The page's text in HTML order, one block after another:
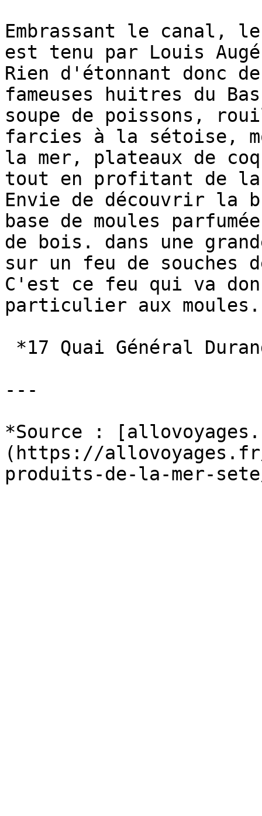
Embrassant le canal,
est tenu par Louis
Rien d'étonnant donc
fameuses huitres du
soupe de poissons,
farcies à la sétoise,
la mer, plateaux de
tout en profitant de
Envie de découvrir la
base de moules
de bois. dans une
sur un feu de souches
C'est ce feu qui va
particulier aux moules.
---
*Source :
(https://